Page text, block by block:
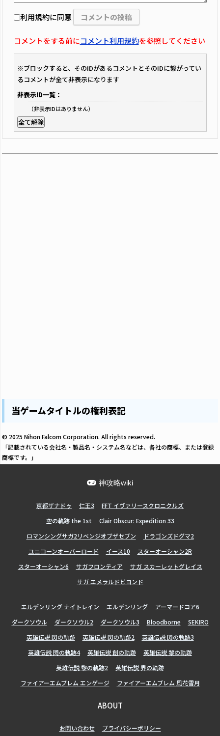
利用規約に同意
コメントをする前にコメント利用規約を参照してください
※ブロックすると、そのIDがあるコメントとそのIDに繋がってい
るコメントが全て非表示になります
非表示ID一覧：
（非表示IDはありません）
全て解除
当ゲームタイトルの権利表記
© 2025 Nihon Falcom Corporation. All rights reserved.
「記載されている会社名・製品名・システム名などは、各社の商標、または登録
商標です。」
神攻略wiki
亰都ザナドゥ 仁王3
FFT イヴァリースクロニクルズ
空の軌跡 the 1st
Clair Obscur: Expedition 33
ロマンシングサガ2リベンジオブザセブン
ドラゴンズドグマ2
ユニコーンオーバーロード
イース10
スターオーシャン2R
スターオーシャン6
サガフロンティア
サガ スカーレットグレイス
サガ エメラルドビヨンド
エルデンリング ナイトレイン エルデンリング
アーマードコア6
ダークソウル
ダークソウル2 ダークソウル3 Bloodborne
SEKIRO
英雄伝説 閃の軌跡
英雄伝説 閃の軌跡2
英雄伝説 閃の軌跡3
英雄伝説 閃の軌跡4
英雄伝説 創の軌跡
英雄伝説 黎の軌跡
英雄伝説 黎の軌跡2
英雄伝説 界の軌跡
ファイアーエムブレム エンゲージ
ファイアーエムブレム 風花雪月
ABOUT
お問い合わせ プライバシーポリシー